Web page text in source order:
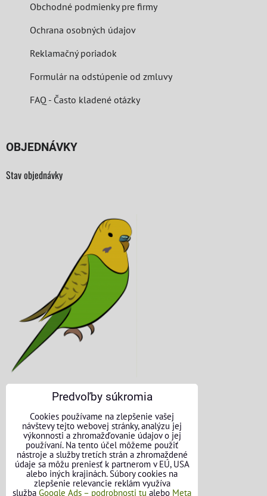
Obchodné podmienky pre firmy
Ochrana osobných údajov
Reklamačný poriadok
Formulár na odstúpenie od zmluvy
FAQ - Často kladené otázky
OBJEDNÁVKY
Stav objednávky
KONTAKTNÉ ÚDAJE
O nás
Kontakt
Požičovňa náradia
Predvoľby súkromia
Cookies používame na zlepšenie vašej
návštevy tejto webovej stránky, analýzu jej
výkonnosti a zhromažďovanie údajov o jej
používaní. Na tento účel môžeme použiť
nástroje a služby tretích strán a zhromaždené
údaje sa môžu preniesť k partnerom v EÚ, USA
alebo iných krajinách. Súbory cookies na
zlepšenie relevancie reklám využíva
služba Google Ads – podrobnosti tu alebo Meta